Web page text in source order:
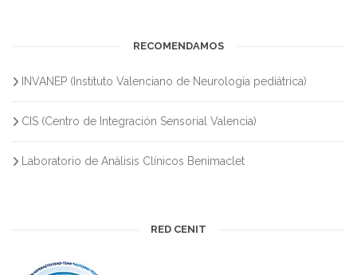
RECOMENDAMOS
INVANEP (Instituto Valenciano de Neurología pediátrica)
CIS (Centro de Integración Sensorial Valencia)
Laboratorio de Análisis Clínicos Benimaclet
RED CENIT